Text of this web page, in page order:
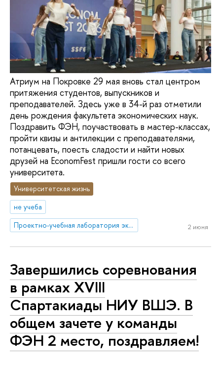
Атриум на Покровке 29 мая вновь стал центром
притяжения студентов, выпускников и
преподавателей. Здесь уже в 34-й раз отметили
день рождения факультета экономических наук.
Поздравить ФЭН, поучаствовать в мастер-классах,
пройти квизы и антилекции с преподавателями,
потанцевать, поесть сладости и найти новых
друзей на EconomFest пришли гости со всего
университета.
Университетская жизнь
не учеба
Проектно-учебная лаборатория экономической журналистики
2 июня
Завершились соревнования
в рамках XVIII
Спартакиады НИУ ВШЭ. В
общем зачете у команды
ФЭН 2 место, поздравляем!